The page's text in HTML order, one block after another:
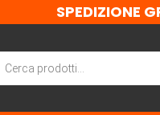
SPEDIZIONE